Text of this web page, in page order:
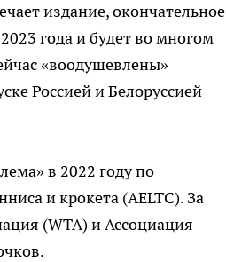
издание, окончательное
года и будет во многом
«воодушевлены»
Россией и Белоруссией
в 2022 году по
и крокета (AELTC). За
(WTA) и Ассоциация